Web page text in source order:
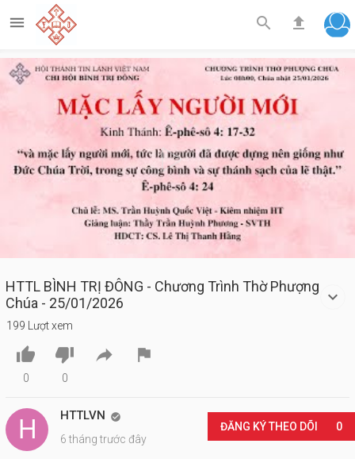
  
Play
Video
HTTL BÌNH TRỊ ĐÔNG - Chương Trình Thờ Phượng
Chúa - 25/01/2026
199 Lượt xem

0

0
 
HTTLVN 
6 tháng trước đây
ĐĂNG KÝ THEO DÕI 0